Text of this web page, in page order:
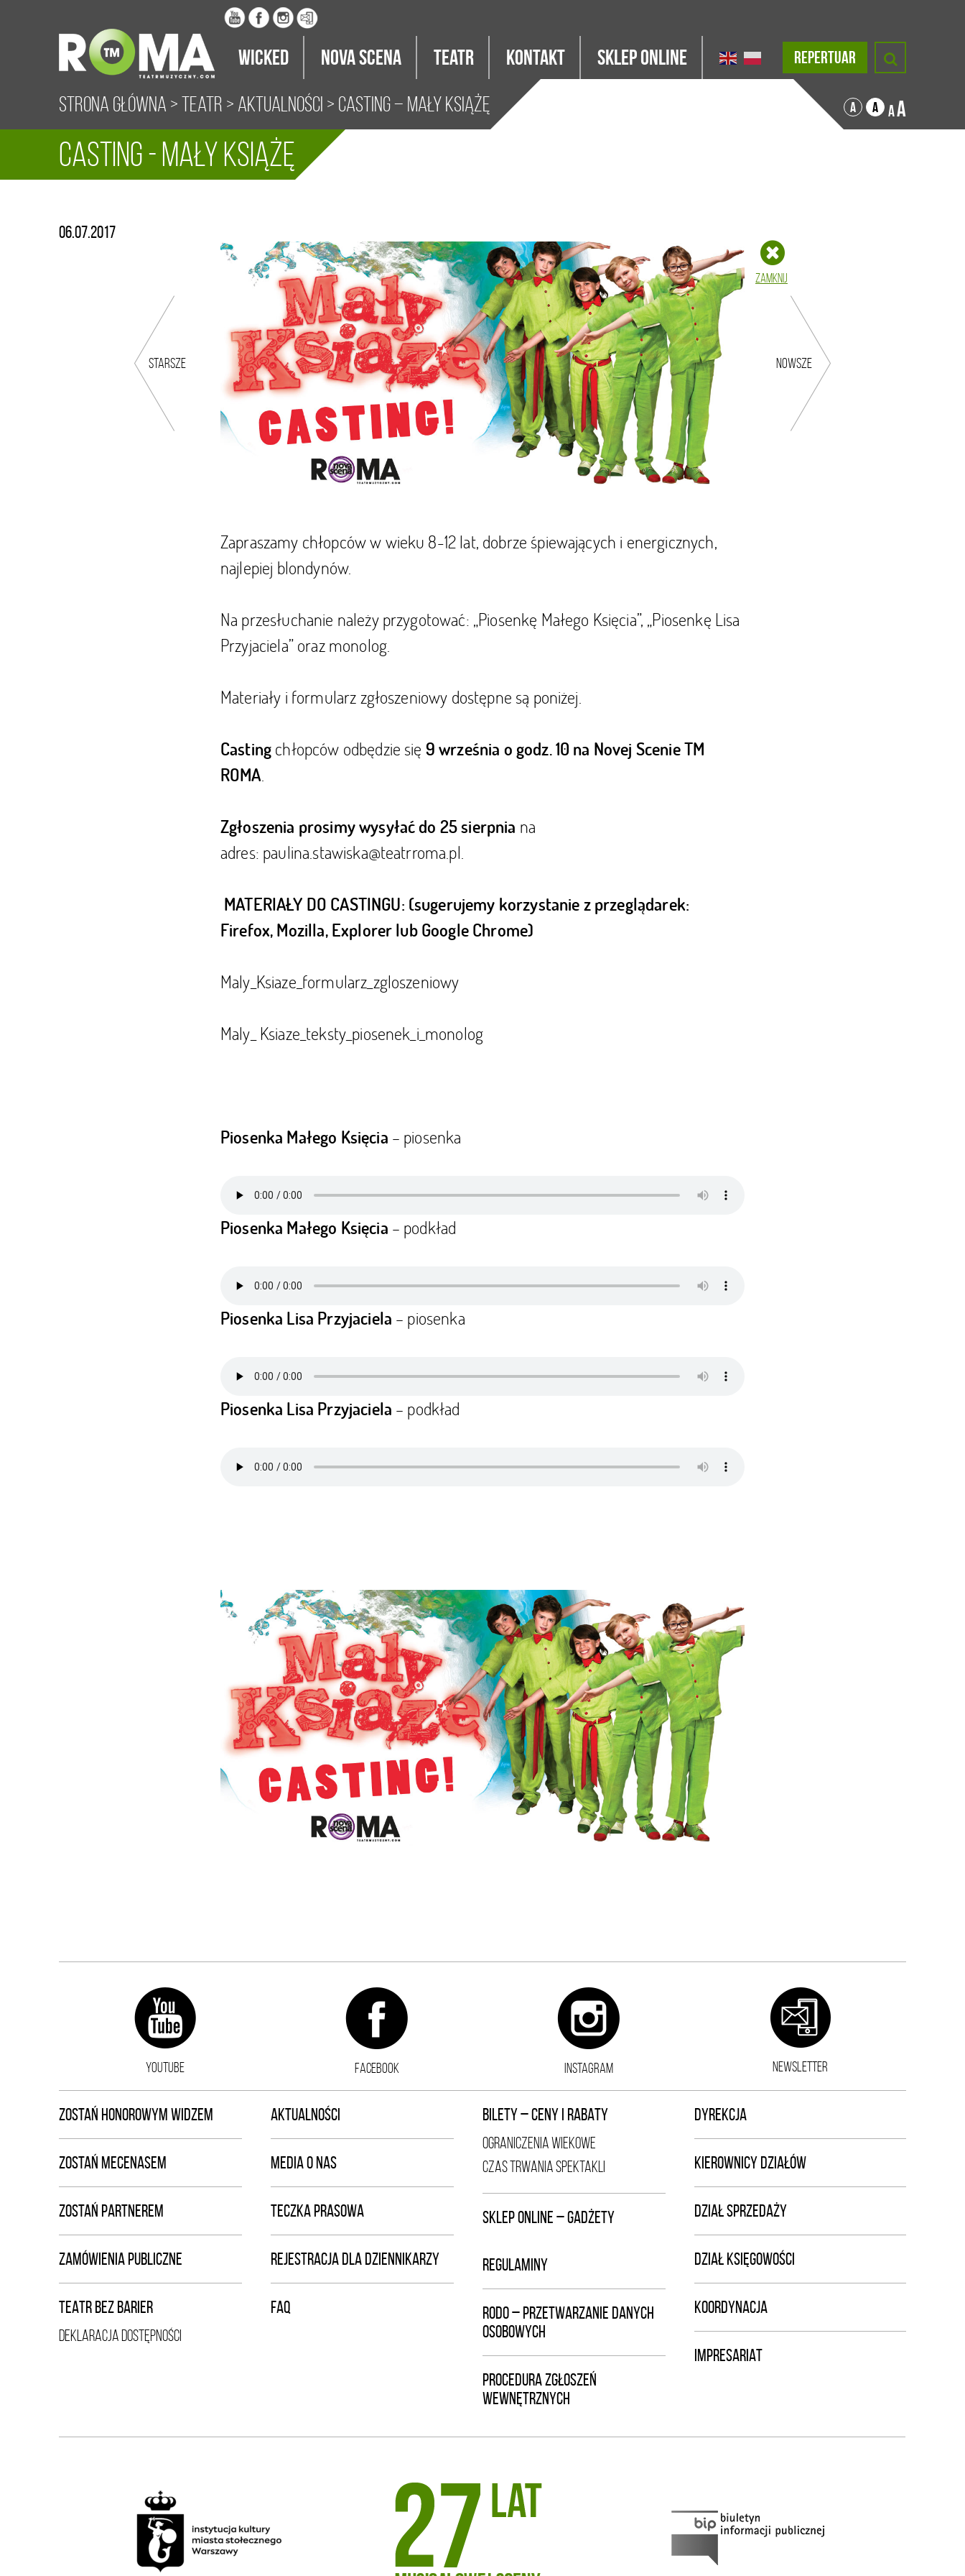
Wicked Nova Scena Teatr Kontakt Sklep Online REPERTUAR
Strona główna >Teatr > Aktualności > Casting – Mały Książę A A AA
Casting - Mały Książę
06.07.2017
Zamknij
nowsze
starsze
Zapraszamy chłopców w wieku 8-12 lat, dobrze śpiewających i energicznych,
najlepiej blondynów.
Na przesłuchanie należy przygotować: „Piosenkę Małego Księcia”, „Piosenkę Lisa
Przyjaciela” oraz monolog.
Materiały i formularz zgłoszeniowy dostępne są poniżej.
Casting chłopców odbędzie się 9 września o godz. 10 na Novej Scenie TM
ROMA
Zgłoszenia prosimy wysyłać do 25 sierpnia na
adres: paulina.stawiska@teatrroma.pl
MATERIAŁY DO CASTINGU: (sugerujemy korzystanie z przeglądarek:
Firefox, Mozilla, Explorer lub Google Chrome)
Maly_Ksiaze_formularz_zgloszeniowy
Maly_ Ksiaze_teksty_piosenek_i_monolog
Piosenka Małego Księcia – piosenka
Piosenka Małego Księcia – podkład
Piosenka Lisa Przyjaciela – piosenka
Piosenka Lisa Przyjaciela – podkład
YOUTUBE FACEBOOK INSTAGRAM NEWSLETTER
ZOSTAŃ HONOROWYM WIDZEM
ZOSTAŃ MECENASEM
ZOSTAŃ PARTNEREM
ZAMÓWIENIA PUBLICZNE
TEATR BEZ BARIER
DEKLARACJA DOSTĘPNOŚCI
AKTUALNOŚCI
MEDIA O NAS
TECZKA PRASOWA
REJESTRACJA DLA DZIENNIKARZY
FAQ
BILETY – CENY I RABATY
OGRANICZENIA WIEKOWE
CZAS TRWANIA SPEKTAKLI
SKLEP ONLINE – GADŻETY
REGULAMINY
RODO – PRZETWARZANIE DANYCH
OSOBOWYCH
PROCEDURA ZGŁOSZEŃ
WEWNĘTRZNYCH
DYREKCJA
KIEROWNICY DZIAŁÓW
DZIAŁ SPRZEDAŻY
DZIAŁ KSIĘGOWOŚCI
KOORDYNACJA
IMPRESARIAT